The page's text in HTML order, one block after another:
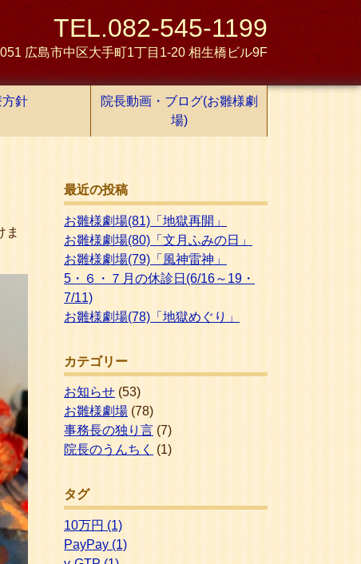
TEL.082-545-1199
広島市中区大手町1丁目1-20 相生橋ビル9F
針
院長動画・ブログ(お雛様劇
場)
ま
最近の投稿
お雛様劇場(81)「地獄再開」
お雛様劇場(80)「文月ふみの日」
お雛様劇場(79)「風神雷神」
5・６・７月の休診日(6/16～19・
7/11)
お雛様劇場(78)「地獄めぐり」
カテゴリー
お知らせ (53)
お雛様劇場 (78)
事務長の独り言 (7)
院長のうんちく
(1)
タグ
10万円 (1)
PayPay (1)